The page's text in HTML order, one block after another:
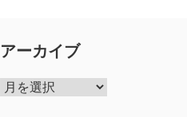
アーカイブ
ア